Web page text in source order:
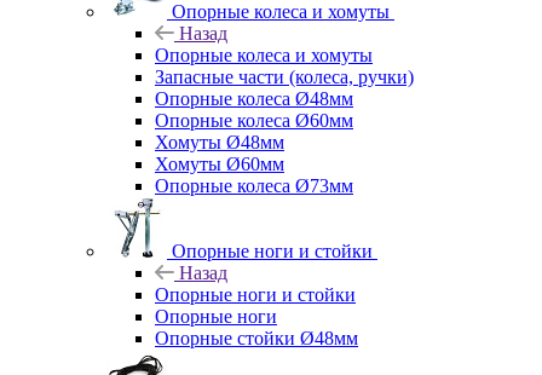
Опорные колеса и хомуты
Назад
Опорные колеса и хомуты
Запасные части (колеса, ручки)
Опорные колеса Ø48мм
Опорные колеса Ø60мм
Хомуты Ø48мм
Хомуты Ø60мм
Опорные колеса Ø73мм
Опорные ноги и стойки
Назад
Опорные ноги и стойки
Опорные ноги
Опорные стойки Ø48мм